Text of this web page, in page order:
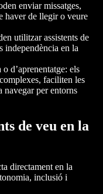
enviar missatges,
haver de llegir o veure
utilitzar assistents de
independència en la
d’aprenentatge: els
faciliten les
navegar per entorns
de veu en la
directament en la
inclusió i